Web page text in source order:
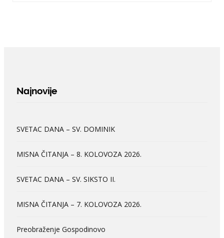
Najnovije
SVETAC DANA – SV. DOMINIK
MISNA ČITANJA – 8. KOLOVOZA 2026.
SVETAC DANA – SV. SIKSTO II.
MISNA ČITANJA – 7. KOLOVOZA 2026.
Preobraženje Gospodinovo